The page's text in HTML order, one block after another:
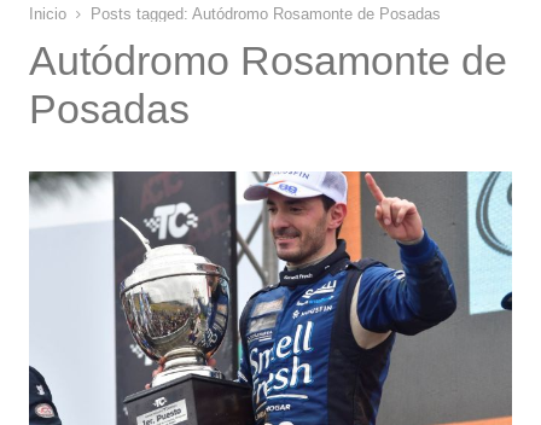
Inicio Posts tagged: Autódromo Rosamonte de Posadas
Autódromo Rosamonte de
Posadas